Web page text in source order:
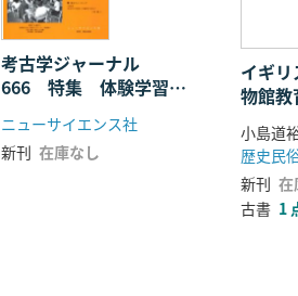
考古学ジャーナル
666 特集 体験学習と
ニューサイエンス社
新刊 在庫なし
イギ
物館教
の現場
小島道
歴史民
新刊 在
古書 1